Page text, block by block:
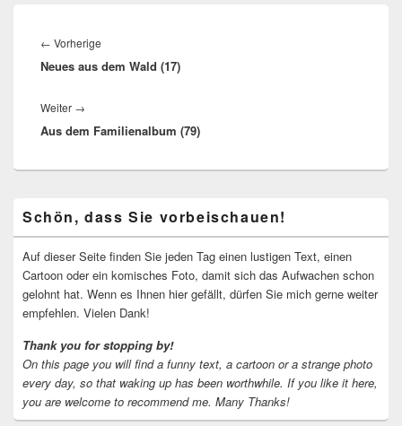
← Vorherige
Beitrag:
Neues aus dem Wald (17)
Weiter →
Beitrag:
Aus dem Familienalbum (79)
Seitenleisten-
Widgetbereich
Schön, dass Sie vorbeischauen!
Auf dieser Seite finden Sie jeden Tag einen lustigen Text, einen
Cartoon oder ein komisches Foto, damit sich das Aufwachen schon
gelohnt hat. Wenn es Ihnen hier gefällt, dürfen Sie mich gerne weiter
empfehlen. Vielen Dank!
Thank you for stopping by!
On this page you will find a funny text, a cartoon or a strange photo
every day, so that waking up has been worthwhile. If you like it here,
you are welcome to recommend me. Many Thanks!